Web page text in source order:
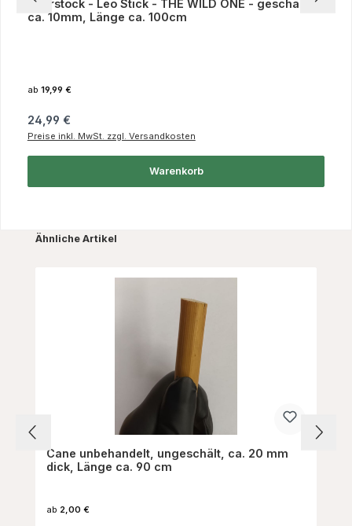
Rohrstock - Leo Stick - THE WILD ONE - geschält, Ø
ca. 10mm, Länge ca. 100cm
ab 19,99 €
Regulärer Preis:
24,99 €
Preise inkl. MwSt. zzgl. Versandkosten
Warenkorb
Produktgalerie überspringen
Ähnliche Artikel
Cane unbehandelt, ungeschält, ca. 20 mm
dick, Länge ca. 90 cm
ab 2,00 €